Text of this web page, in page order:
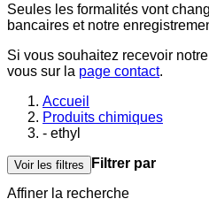
Seules les formalités vont
bancaires et notre
Si vous souhaitez recevoir
vous sur la page contact.
Accueil
Produits chimiques
- ethyl
Voir les filtres
Filtrer par
Affiner la recherche